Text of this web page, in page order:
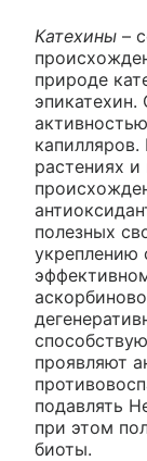
Катехины –
природе
растениях и
полезных
укреплению
проявляют
подавлять
при этом
биоты.